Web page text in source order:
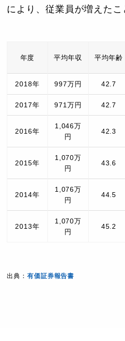
により、従業員が増えたこ
年度 平均年収 平均年齢
2018年 997万円 42.7
2017年 971万円 42.7
2016年
1,046万
円
42.3
2015年
1,070万
円
43.6
2014年
1,076万
円
44.5
2013年
1,070万
円
45.2
出典： 有価証券報告書